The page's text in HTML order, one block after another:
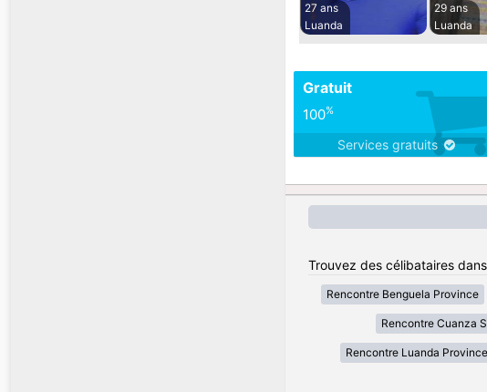
27 ans
Luanda
29 ans
Luanda
Gratuit
100%
Services gratuits
Trouvez des célibataires
Rencontre Benguela Province
Rencontre Cuanza
Rencontre Luanda Province